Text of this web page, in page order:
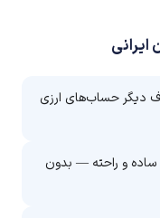
ایرانی
دیگر حساب‌های ارزی
ساده و راحته — بدون